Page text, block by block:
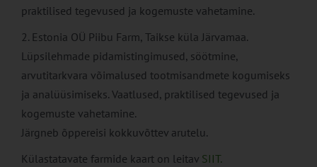
praktilised tegevused ja kogemuste vahetamine.
2. Estonia OÜ Piibu Farm, Taikse küla Järvamaa.
Lüpsilehmade pidamistingimused, söötmine,
arvutitarkvara võimalused tootmisandmete kogumiseks
ja analüüsimiseks. Vaatlused, praktilised tegevused ja
kogemuste vahetamine.
Järgneb õppereisi kokkuvõttev arutelu.
Külastatavate farmide kaart on leitav SIIT.